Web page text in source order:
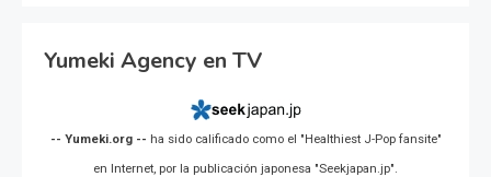
Yumeki Agency en TV
-- Yumeki.org -- ha sido calificado como el "Healthiest J-Pop fansite"
en Internet, por la publicación japonesa "Seekjapan.jp".